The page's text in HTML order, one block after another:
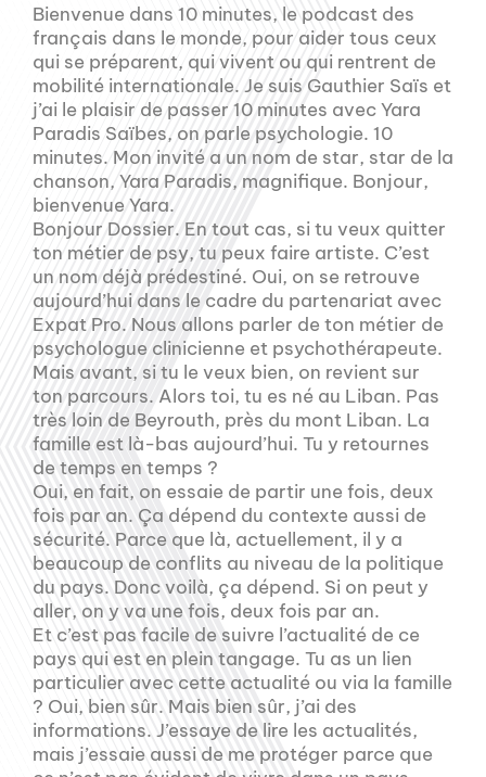
Bienvenue dans 10 minutes, le podcast des
français dans le monde, pour aider tous ceux
qui se préparent, qui vivent ou qui rentrent de
mobilité internationale. Je suis Gauthier Saïs et
j’ai le plaisir de passer 10 minutes avec Yara
Paradis Saïbes, on parle psychologie. 10
minutes. Mon invité a un nom de star, star de la
chanson, Yara Paradis, magnifique. Bonjour,
bienvenue Yara.
Bonjour Dossier. En tout cas, si tu veux quitter
ton métier de psy, tu peux faire artiste. C’est
un nom déjà prédestiné. Oui, on se retrouve
aujourd’hui dans le cadre du partenariat avec
Expat Pro. Nous allons parler de ton métier de
psychologue clinicienne et psychothérapeute.
Mais avant, si tu le veux bien, on revient sur
ton parcours. Alors toi, tu es né au Liban. Pas
très loin de Beyrouth, près du mont Liban. La
famille est là-bas aujourd’hui. Tu y retournes
de temps en temps ?
Oui, en fait, on essaie de partir une fois, deux
fois par an. Ça dépend du contexte aussi de
sécurité. Parce que là, actuellement, il y a
beaucoup de conflits au niveau de la politique
du pays. Donc voilà, ça dépend. Si on peut y
aller, on y va une fois, deux fois par an.
Et c’est pas facile de suivre l’actualité de ce
pays qui est en plein tangage. Tu as un lien
particulier avec cette actualité ou via la famille
? Oui, bien sûr. Mais bien sûr, j’ai des
informations. J’essaye de lire les actualités,
mais j’essaie aussi de me protéger parce que